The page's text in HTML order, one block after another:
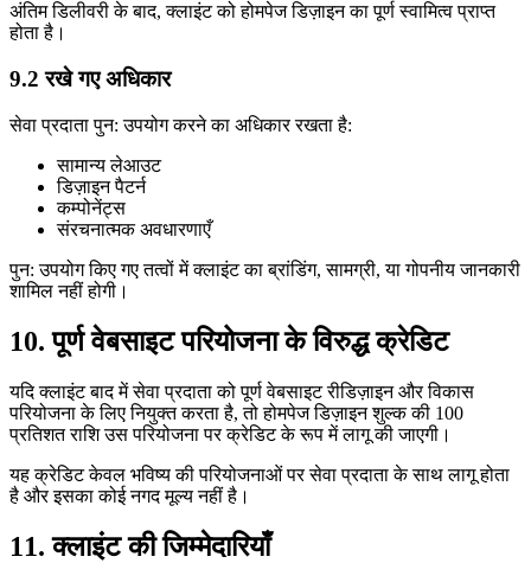
अंतिम डिलीवरी के बाद, क्लाइंट को होमपेज डिज़ाइन का पूर्ण स्वामित्व प्राप्त
होता है।
9.2 रखे गए अधिकार
सेवा प्रदाता पुन: उपयोग करने का अधिकार रखता है:
सामान्य लेआउट
डिज़ाइन पैटर्न
कम्पोनेंट्स
संरचनात्मक अवधारणाएँ
पुन: उपयोग किए गए तत्वों में क्लाइंट का ब्रांडिंग, सामग्री, या गोपनीय जानकारी
शामिल नहीं होगी।
10. पूर्ण वेबसाइट परियोजना के विरुद्ध क्रेडिट
यदि क्लाइंट बाद में सेवा प्रदाता को पूर्ण वेबसाइट रीडिज़ाइन और विकास
परियोजना के लिए नियुक्त करता है, तो होमपेज डिज़ाइन शुल्क की 100
प्रतिशत राशि उस परियोजना पर क्रेडिट के रूप में लागू की जाएगी।
यह क्रेडिट केवल भविष्य की परियोजनाओं पर सेवा प्रदाता के साथ लागू होता
है और इसका कोई नगद मूल्य नहीं है।
11. क्लाइंट की जिम्मेदारियाँ